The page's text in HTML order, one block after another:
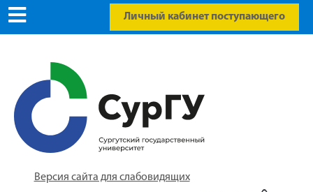
Личный кабинет поступающего
Версия сайта для слабовидящих